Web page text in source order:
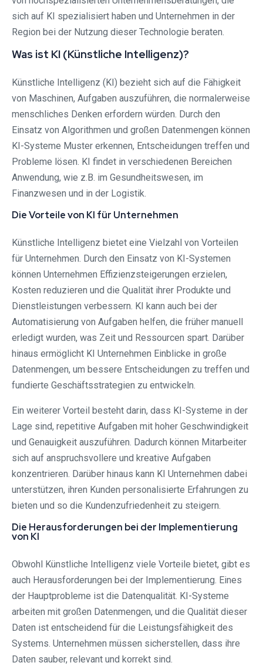
sich auf KI spezialisiert haben und Unternehmen in der
Region bei der Nutzung dieser Technologie beraten.
Was ist KI (Künstliche Intelligenz)?
Künstliche Intelligenz (KI) bezieht sich auf die Fähigkeit
von Maschinen, Aufgaben auszuführen, die normalerweise
menschliches Denken erfordern würden. Durch den
Einsatz von Algorithmen und großen Datenmengen können
KI-Systeme Muster erkennen, Entscheidungen treffen und
Probleme lösen. KI findet in verschiedenen Bereichen
Anwendung, wie z.B. im Gesundheitswesen, im
Finanzwesen und in der Logistik.
Die Vorteile von KI für Unternehmen
Künstliche Intelligenz bietet eine Vielzahl von Vorteilen
für Unternehmen. Durch den Einsatz von KI-Systemen
können Unternehmen Effizienzsteigerungen erzielen,
Kosten reduzieren und die Qualität ihrer Produkte und
Dienstleistungen verbessern. KI kann auch bei der
Automatisierung von Aufgaben helfen, die früher manuell
erledigt wurden, was Zeit und Ressourcen spart. Darüber
hinaus ermöglicht KI Unternehmen Einblicke in große
Datenmengen, um bessere Entscheidungen zu treffen und
fundierte Geschäftsstrategien zu entwickeln.
Ein weiterer Vorteil besteht darin, dass KI-Systeme in der
Lage sind, repetitive Aufgaben mit hoher Geschwindigkeit
und Genauigkeit auszuführen. Dadurch können Mitarbeiter
sich auf anspruchsvollere und kreative Aufgaben
konzentrieren. Darüber hinaus kann KI Unternehmen dabei
unterstützen, ihren Kunden personalisierte Erfahrungen zu
bieten und so die Kundenzufriedenheit zu steigern.
Die Herausforderungen bei der Implementierung
von KI
Obwohl Künstliche Intelligenz viele Vorteile bietet, gibt es
auch Herausforderungen bei der Implementierung. Eines
der Hauptprobleme ist die Datenqualität. KI-Systeme
arbeiten mit großen Datenmengen, und die Qualität dieser
Daten ist entscheidend für die Leistungsfähigkeit des
Systems. Unternehmen müssen sicherstellen, dass ihre
Daten sauber, relevant und korrekt sind.